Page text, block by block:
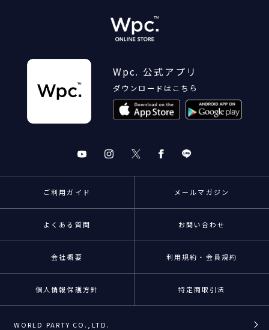
Wpc. 公式アプリ
ダウンロードはこちら
ご利用ガイド メールマガジン
よくある質問 お問い合わせ
会社概要 利用規約・会員規約
個人情報保護方針 特定商取引法
WORLD PARTY CO.,LTD.